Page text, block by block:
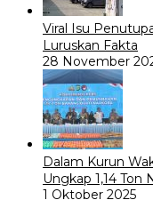
Viral Isu
Luruskan Fakta
28 November
Dalam Kurun
Ungkap 1,14 Ton
1 Oktober 2025